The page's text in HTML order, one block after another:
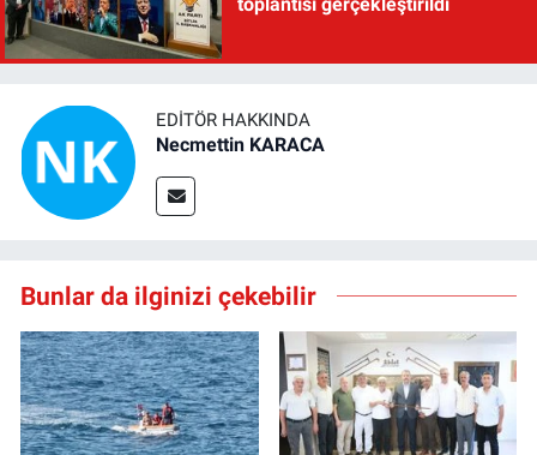
toplantısı gerçekleştirildi
EDITÖR HAKKINDA
Necmettin KARACA
Bunlar da ilginizi çekebilir